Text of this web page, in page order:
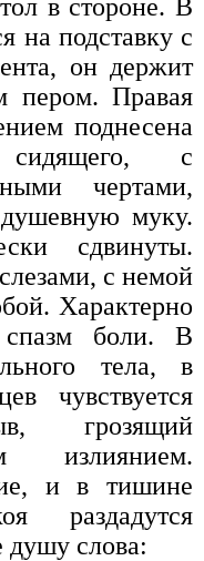
в стороне. В
на подставку с
он держит
пером. Правая
поднесена
с
чертами,
муку.
сдвинуты.
с немой
Характерно
спазм боли. В
тела, в
чувствуется
грозящий
излиянием.
и в тишине
раздадутся
душу слова: